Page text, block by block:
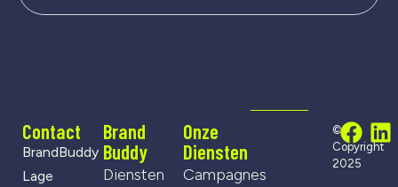
Contact
BrandBuddy
Lage
Brand
Buddy
Diensten
Onze
Diensten
Campagnes
©
Copyright
2025